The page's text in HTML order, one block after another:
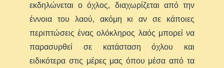
εκδηλώνεται ο όχλος, διαχωρίζεται από την
έννοια του λαού, ακόμη κι αν σε κάποιες
περιπτώσεις ένας ολόκληρος λαός μπορεί να
παρασυρθεί σε κατάσταση όχλου και
ειδικότερα στις μέρες μας όπου μέσα από τα